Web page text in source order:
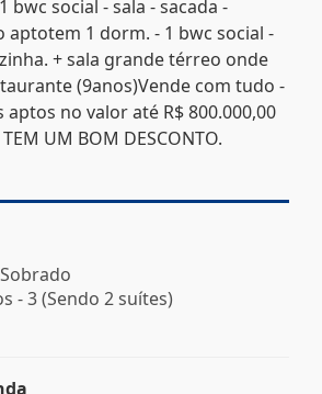
bwc social - sala - sacada -
aptotem 1 dorm. - 1 bwc social -
+ sala grande térreo onde
(9anos)Vende com tudo -
no valor até R$ 800.000,00
TEM UM BOM DESCONTO.
- 3 (Sendo 2 suítes)